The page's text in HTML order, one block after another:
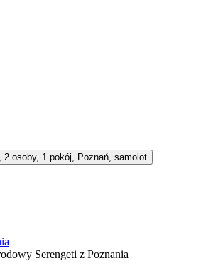
2 osoby, 1 pokój, Poznań, samolot
Serengeti z Poznania